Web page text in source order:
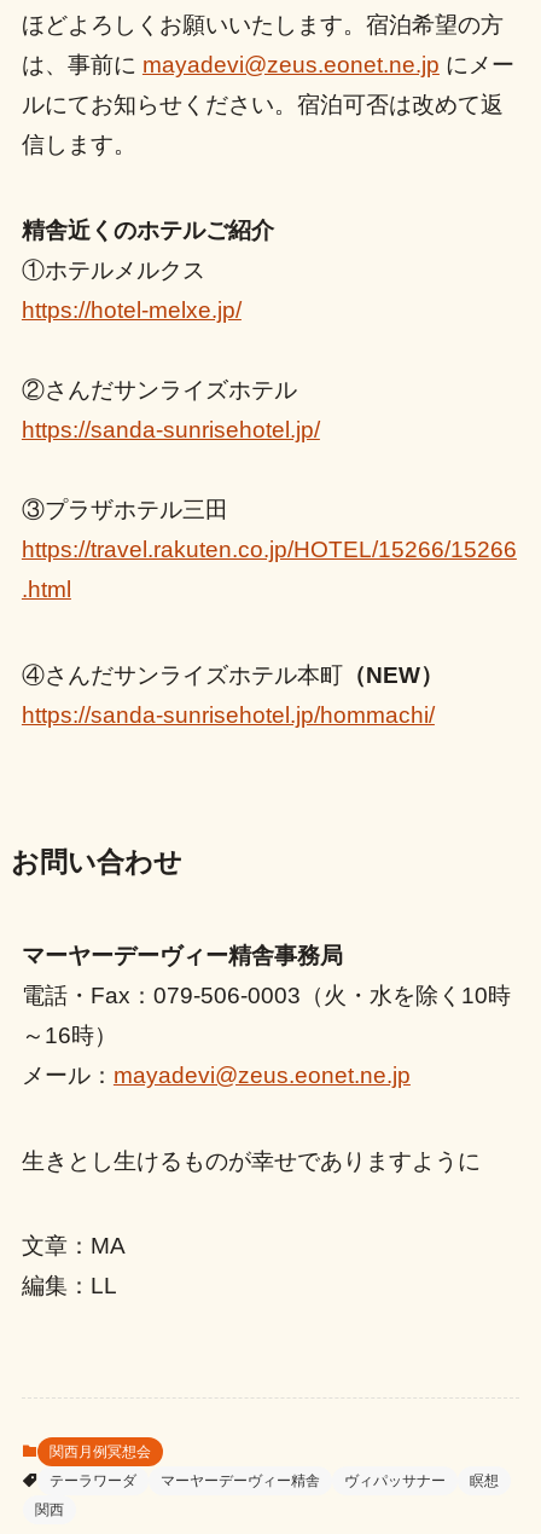
ほどよろしくお願いいたします。宿泊希望の方
は、事前に mayadevi@zeus.eonet.ne.jp にメー
ルにてお知らせください。宿泊可否は改めて返
信します。
精舎近くのホテルご紹介
①ホテルメルクス
https://hotel-melxe.jp/
②さんだサンライズホテル
https://sanda-sunrisehotel.jp/
③プラザホテル三田
https://travel.rakuten.co.jp/HOTEL/15266/15266
.html
④さんだサンライズホテル本町（NEW）
https://sanda-sunrisehotel.jp/hommachi/
お問い合わせ
マーヤーデーヴィー精舎事務局
電話・Fax：079-506-0003（火・水を除く10時
～16時）
メール： mayadevi@zeus.eonet.ne.jp
生きとし生けるものが幸せでありますように
文章：MA
編集：LL
関西月例冥想会
テーラワーダ
マーヤーデーヴィー精舎 ヴィパッサナー
瞑想
関西